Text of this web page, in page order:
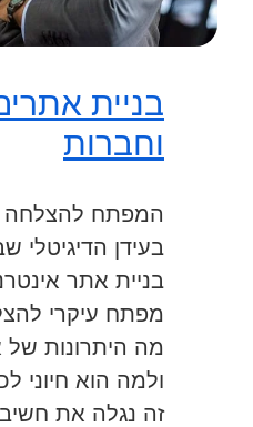
בניית
וחברות
המפתח להצלחה
בעידן הדיגיטלי
בניית אתר
מפתח עיקרי
מה היתרונות של
ולמה הוא חיוני
זה נגלה את